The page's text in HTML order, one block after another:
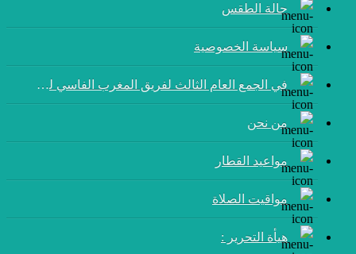
حالة الطقس
سياسة الخصوصية
في الجمع العام الثالث لفريق المغرب الفاسي لكرة القدم:
من نحن
مواعيد القطار
مواقيت الصلاة
هيأة التحرير :